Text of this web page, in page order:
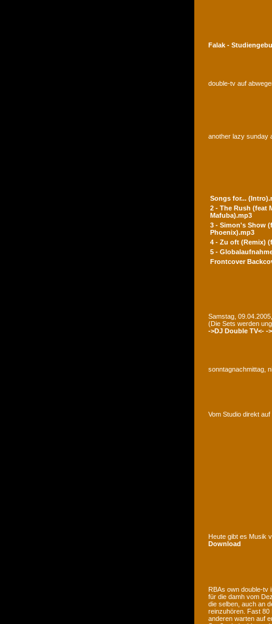
Falak -
double-tv auf
another lazy sunday
Songs for...
2 - The Rush (feat
Mafuba).mp3
3 - Simon's Show
Phoenix).mp3
4 - Zu oft (Remix)
5 -
Frontcover
Samstag,
(Die Sets werden
->DJ Double TV<- -
sonntagnachmittag,
Vom Studio direkt
Heute gibt es Musik
Download
RBAs own double-tv
für die damh vom
die selben, auch an
reinzuhören. Fast 80
anderen warten auf